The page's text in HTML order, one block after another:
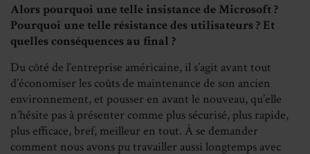
Alors pourquoi une telle insistance de Microsoft ?
Pourquoi une telle résistance des utilisateurs ? Et
quelles conséquences au final ?
Du côté de l’entreprise américaine, il s’agit avant tout
d’économiser les coûts de maintenance de son ancien
environnement, et pousser en avant le nouveau, qu’elle
n’hésite pas à présenter comme plus sécurisé, plus rapide,
plus efficace, bref, meilleur en tout. À se demander
comment nous avons pu travailler aussi longtemps avec